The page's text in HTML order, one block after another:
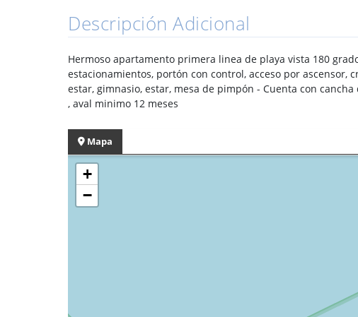
Descripción Adicional
Hermoso apartamento primera linea de playa vista 180
estacionamientos, portón con control, acceso por
estar, gimnasio, estar, mesa de pimpón - Cuenta con
, aval minimo 12 meses
Mapa
+
−